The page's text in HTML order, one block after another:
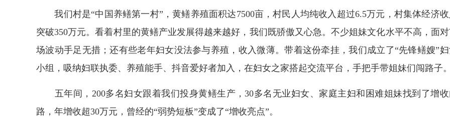
我们村是“中国养鳝第一村”，黄鳝养殖面积达7500亩，村民人均纯收入超过6.5万元，村集体经济收
突破350万元。看着村里的黄鳝产业发展得越来越好，我们既骄傲又心急。不少姐妹文化水平不高，面
场波动手足无措；还有些老年妇女没法参与养殖，收入微薄。带着这份牵挂，我们成立了“先锋鳝嫂”
小组，吸纳妇联执委、养殖能手、抖音爱好者加入，在妇女之家搭起交流平台，手把手带姐妹们闯路子。
五年间，200多名妇女跟着我们投身黄鳝生产，30多名无业妇女、家庭主妇和困难姐妹找到了增收
路，年增收超30万元，曾经的“弱势短板”变成了“增收亮点”。